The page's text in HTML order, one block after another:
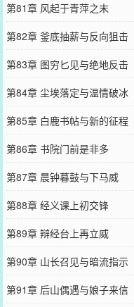
第81章 风起于青萍之末
第82章 釜底抽薪与反向狙击
第83章 图穷匕见与绝地反击
第84章 尘埃落定与温情破冰
第85章 白鹿书帖与新的征程
第86章 书院门前是非多
第87章 晨钟暮鼓与下马威
第88章 经义课上初交锋
第89章 辩经台上再立威
第90章 山长召见与暗流指示
第91章 后山偶遇与娘子来信